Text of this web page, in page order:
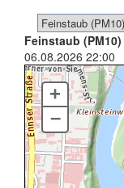
Feinstaub (PM10)
06.08.2026 22:00
+
–